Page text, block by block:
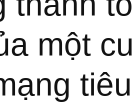
một